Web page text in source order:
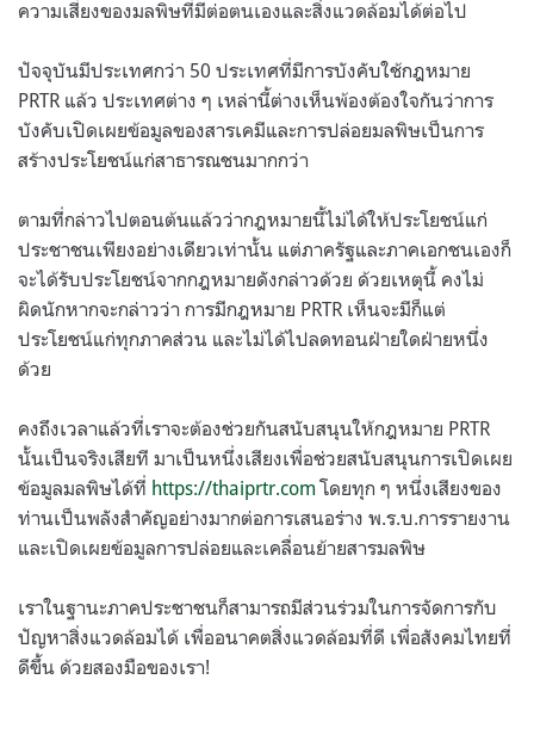
ความเสี่ยงของมลพิษที่มีต่อตนเองและสิ่งแวดล้อมได้ต่อไป
ปัจจุบันมีประเทศกว่า 50 ประเทศที่มีการบังคับใช้กฎหมาย
PRTR แล้ว ประเทศต่าง ๆ เหล่านี้ต่างเห็นพ้องต้องใจกันว่าการ
บังคับเปิดเผยข้อมูลของสารเคมีและการปล่อยมลพิษเป็นการ
สร้างประโยชน์แก่สาธารณชนมากกว่า
ตามที่กล่าวไปตอนต้นแล้วว่ากฎหมายนี้ไม่ได้ให้ประโยชน์แก่
ประชาชนเพียงอย่างเดียวเท่านั้น แต่ภาครัฐและภาคเอกชนเองก็
จะได้รับประโยชน์จากกฎหมายดังกล่าวด้วย ด้วยเหตุนี้ คงไม่
ผิดนักหากจะกล่าวว่า การมีกฎหมาย PRTR เห็นจะมีก็แต่
ประโยชน์แก่ทุกภาคส่วน และไม่ได้ไปลดทอนฝ่ายใดฝ่ายหนึ่ง
ด้วย
คงถึงเวลาแล้วที่เราจะต้องช่วยกันสนับสนุนให้กฎหมาย PRTR
นั้นเป็นจริงเสียที มาเป็นหนึ่งเสียงเพื่อช่วยสนับสนุนการเปิดเผย
ข้อมูลมลพิษได้ที่ https://thaiprtr.com โดยทุก ๆ หนึ่งเสียงของ
ท่านเป็นพลังสำคัญอย่างมากต่อการเสนอร่าง พ.ร.บ.การรายงาน
และเปิดเผยข้อมูลการปล่อยและเคลื่อนย้ายสารมลพิษ
เราในฐานะภาคประชาชนก็สามารถมีส่วนร่วมในการจัดการกับ
ปัญหาสิ่งแวดล้อมได้ เพื่ออนาคตสิ่งแวดล้อมที่ดี เพื่อสังคมไทยที่
ดีขึ้น ด้วยสองมือของเรา!